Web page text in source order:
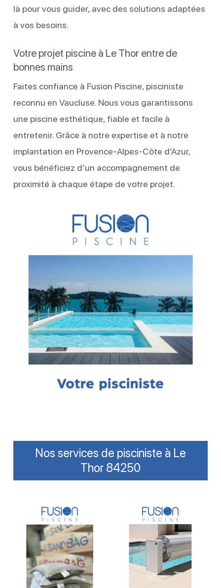
là pour vous guider, avec des solutions adaptées
à vos besoins.
Votre projet piscine à Le Thor entre de
bonnes mains
Faites confiance à Fusion Piscine, pisciniste
reconnu en Vaucluse. Nous vous garantissons
une piscine esthétique, fiable et facile à
entretenir. Grâce à notre expertise et à notre
implantation en Provence-Alpes-Côte d’Azur,
vous bénéficiez d’un accompagnement de
proximité à chaque étape de votre projet.
Nos services de pisciniste à Le
Thor 84250